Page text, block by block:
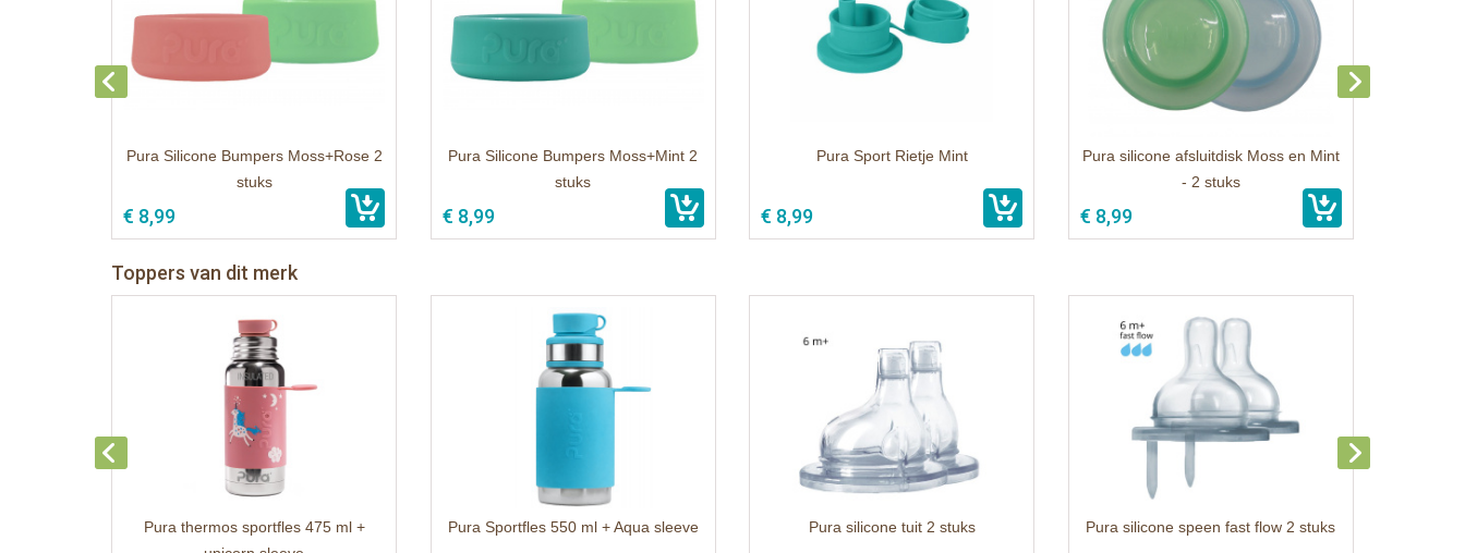
Pura Silicone Bumpers Moss+Rose 2
stuks
€ 8,99
Pura Silicone Bumpers Moss+Mint 2
stuks
€ 8,99
Pura Sport Rietje Mint
€ 8,99
Pura silicone afsluitdisk Moss en Mint
- 2 stuks
€ 8,99
Toppers van dit merk
Pura thermos sportfles 475 ml +
Pura Sportfles 550 ml + Aqua sleeve Pura silicone tuit 2 stuks Pura silicone speen fast flow 2 stuks